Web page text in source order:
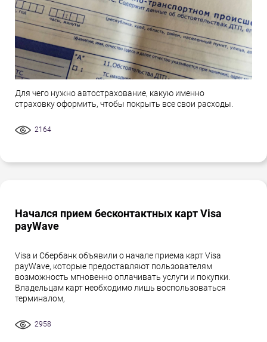
Для чего нужно автострахование, какую именно
страховку оформить, чтобы покрыть все свои расходы.
2164
Начался прием бесконтактных карт Visa
payWave
Visa и Сбербанк объявили о начале приема карт Visa
payWave, которые предоставляют пользователям
возможность мгновенно оплачивать услуги и покупки.
Владельцам карт необходимо лишь воспользоваться
терминалом,
2958